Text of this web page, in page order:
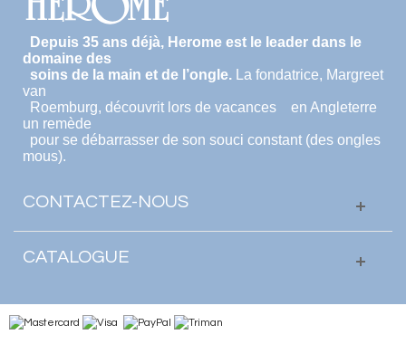
Depuis 35 ans déjà, Herome est le leader dans le
domaine des
soins de la main et de l’ongle. La fondatrice, Margreet
van
Roemburg, découvrit lors de vacances en Angleterre
un remède
pour se débarrasser de son souci constant (des ongles
mous).
CONTACTEZ-NOUS
CATALOGUE